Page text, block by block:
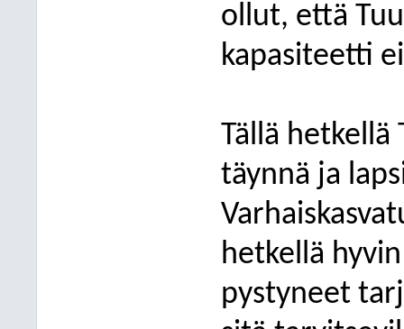
ollut, että
kapasiteetti
Tällä hetkellä
täynnä ja
hetkellä
pystyneet